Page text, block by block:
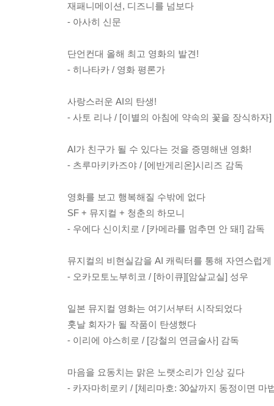
재패니메이션, 디즈니를 넘보다
- 아사히 신문
단언컨대 올해 최고 영화의 발견!
- 히나타카 / 영화 평론가
사랑스러운 AI의 탄생!
- 사토 리나 / [이별의 아침에 약속의 꽃을 장식하자]
AI가 친구가 될 수 있다는 것을 증명해낸 영화!
- 츠루마키카즈야 / [에반게리온]시리즈 감독
영화를 보고 행복해질 수밖에 없다
SF + 뮤지컬 + 청춘의 하모니
- 우에다 신이치로 / [카메라를 멈추면 안 돼!] 감독
뮤지컬의 비현실감을 AI 캐릭터를 통해 자연스럽
- 오카모토노부히코 / [하이큐][암살교실] 성우
일본 뮤지컬 영화는 여기서부터 시작되었다
훗날 회자가 될 작품이 탄생했다
- 이리에 야스히로 / [강철의 연금술사] 감독
마음을 요동치는 맑은 노랫소리가 인상 깊다
- 카자마히로키 / [체리마호: 30살까지 동정이면 마